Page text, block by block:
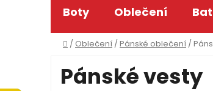
Boty Oblečení
Domů
/ Oblečení / Pánské oblečení /
Pánské vesty